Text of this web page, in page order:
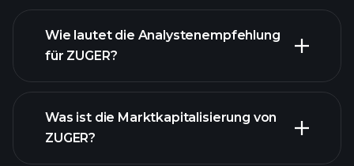
ZUGER Diagramm
Wie lautet die Analystenempfehlung
für ZUGER?
Was ist die Marktkapitalisierung von
ZUGER?